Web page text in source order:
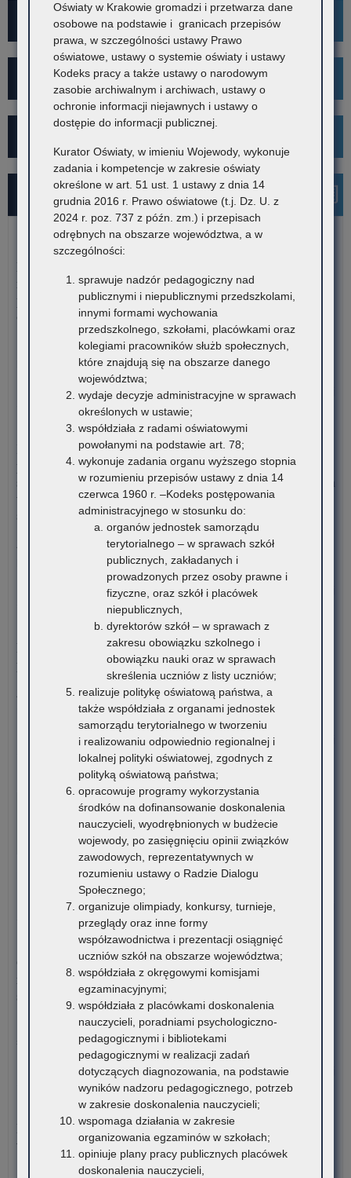
Mediacje
Projekt Kibicuj z Klasą
Najnowsze informacje
7 sierpnia 2026
niepełnosprawnym w formie dofinansowania zakupu
podręczników, materiałów edukacyjnych i materiałów
ćwiczeniowych (wyprawka szkolna)
W związku z harmonogramem realizacji Rządowego programu
pomocy uczniom niepełnosprawnym…
Czytaj więcej
7 sierpnia 2026
Informacja o liczbie wolnych miejsc na semestr pierwszy klas I
publicznych szkół policealnych, branżowych szkół II stopnia i
szkół dla dorosłych (publicznych liceów ogólnokształcących) na
terenie województwa małopolskiego – rekrutacja na rok
szkolny 2026/2027
Załączniki Informacja o liczbie wolnych miejsc na semestr
6 sierpnia 2026
Konkurs stypendialny dla romskich uczniów szkół
ponadpodstawowych oraz studentów romskich
Związek Romów Polskich ogłasza konkurs stypendialny dla
romskich uczniów szkół…
Czytaj więcej
6 sierpnia 2026
VI edycja Ogólnopolskiej Olimpiady Wiedzy o
Procesie Inwestycyjno-Budowlanym
Komitet Główny Ogólnopolskiej Olimpiady Wiedzy
o Procesie Inwestycyjno-Budowlanym przekazuje
harmonogram…
Czytaj więcej
5 sierpnia 2026
Ogłoszenie o naborze kandydatów na stanowisko doradcy
metodycznego dla nauczycieli szkół i placówek znajdujących
się na terenie województwa małopolskiego
Kuratorium Oświaty w Krakowie ogłasza nabór kandydatów na
stanowisko doradców…
Czytaj więcej
5 sierpnia 2026
Materiały dotyczące nowych podstaw programowych
wprowadzanych w związku z Reformą Kompas Jutra
Instytut Badań Edukacyjnych-Państwowy Instytut Badawczy
Oświaty w Krakowie gromadzi i przetwarza dane
osobowe na podstawie i granicach przepisów
prawa, w szczególności ustawy Prawo
oświatowe, ustawy o systemie oświaty i ustawy
Kodeks pracy a także ustawy o narodowym
zasobie archiwalnym i archiwach, ustawy o
ochronie informacji niejawnych i ustawy o
dostępie do informacji publicznej.
Kurator Oświaty, w imieniu Wojewody, wykonuje
zadania i kompetencje w zakresie oświaty
określone w art. 51 ust. 1 ustawy z dnia 14
grudnia 2016 r. Prawo oświatowe (t.j. Dz. U. z
2024 r. poz. 737 z późn. zm.) i przepisach
odrębnych na obszarze województwa, a w
szczególności:
sprawuje nadzór pedagogiczny nad
publicznymi i niepublicznymi przedszkolami,
innymi formami wychowania
przedszkolnego, szkołami, placówkami oraz
kolegiami pracowników służb społecznych,
które znajdują się na obszarze danego
województwa;
wydaje decyzje administracyjne w sprawach
określonych w ustawie;
współdziała z radami oświatowymi
powołanymi na podstawie art. 78;
wykonuje zadania organu wyższego stopnia
w rozumieniu przepisów ustawy z dnia 14
czerwca 1960 r. –Kodeks postępowania
administracyjnego w stosunku do:
organów jednostek samorządu
terytorialnego – w sprawach szkół
publicznych, zakładanych i
prowadzonych przez osoby prawne i
fizyczne, oraz szkół i placówek
niepublicznych,
dyrektorów szkół – w sprawach z
zakresu obowiązku szkolnego i
obowiązku nauki oraz w sprawach
skreślenia uczniów z listy uczniów;
realizuje politykę oświatową państwa, a
także współdziała z organami jednostek
samorządu terytorialnego w tworzeniu
i realizowaniu odpowiednio regionalnej i
lokalnej polityki oświatowej, zgodnych z
polityką oświatową państwa;
opracowuje programy wykorzystania
środków na dofinansowanie doskonalenia
nauczycieli, wyodrębnionych w budżecie
wojewody, po zasięgnięciu opinii związków
zawodowych, reprezentatywnych w
rozumieniu ustawy o Radzie Dialogu
Społecznego;
organizuje olimpiady, konkursy, turnieje,
przeglądy oraz inne formy
współzawodnictwa i prezentacji osiągnięć
uczniów szkół na obszarze województwa;
współdziała z okręgowymi komisjami
egzaminacyjnymi;
współdziała z placówkami doskonalenia
nauczycieli, poradniami psychologiczno-
pedagogicznymi i bibliotekami
pedagogicznymi w realizacji zadań
dotyczących diagnozowania, na podstawie
wyników nadzoru pedagogicznego, potrzeb
w zakresie doskonalenia nauczycieli;
wspomaga działania w zakresie
organizowania egzaminów w szkołach;
opiniuje plany pracy publicznych placówek
doskonalenia nauczycieli,